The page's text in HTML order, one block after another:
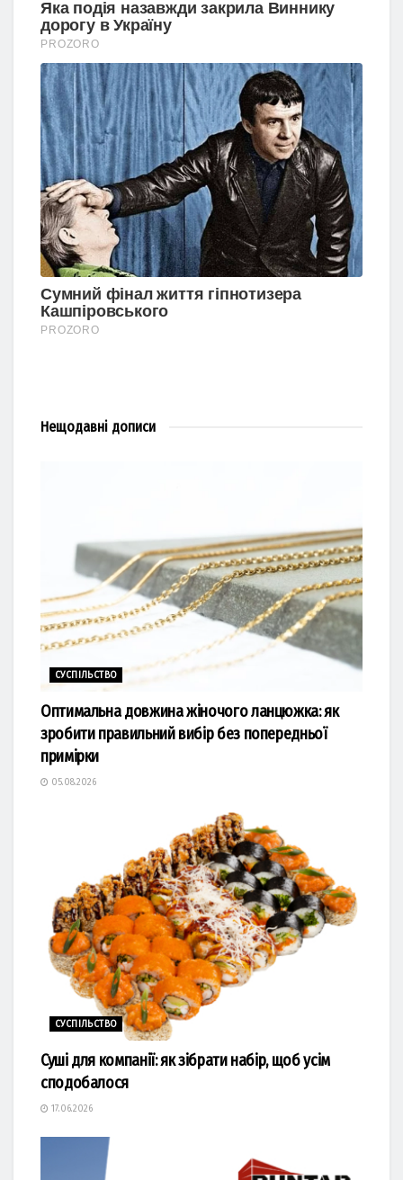
Нещодавні дописи
СУСПІЛЬСТВО
Оптимальна довжина жіночого ланцюжка: як
зробити правильний вибір без попередньої
примірки
05.08.2026
СУСПІЛЬСТВО
Суші для компанії: як зібрати набір, щоб усім
сподобалося
17.06.2026